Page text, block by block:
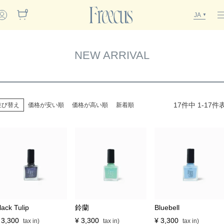
0
JA
NEW ARRIVAL
替え 価格が安い順 価格が高い順 新着順 17件中 1-17件
Tulip
3,300
鈴蘭
¥ 3,300
Bluebell
¥ 3,300